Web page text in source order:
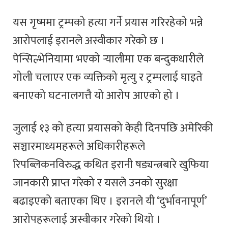
यस गृष्ममा ट्रम्पको हत्या गर्ने प्रयास गरिरहेको भन्ने
आरोपलाई इरानले अस्वीकार गरेको छ ।
पेन्सिल्भेनियामा भएको र्‍यालीमा एक बन्दुकधारीले
गोली चलाएर एक व्यक्तिको मृत्यु र ट्रम्पलाई घाइते
बनाएको घटनालगत्तै यो आरोप आएको हो ।
जुलाई १३ को हत्या प्रयासको केही दिनपछि अमेरिकी
सञ्चारमाध्यमहरूले अधिकारीहरूले
रिपब्लिकनविरुद्ध कथित इरानी षड्यन्त्रबारे खुफिया
जानकारी प्राप्त गरेको र यसले उनको सुरक्षा
बढाइएको बताएका थिए । इरानले यी ‘दुर्भावनापूर्ण’
आरोपहरूलाई अस्वीकार गरेको थियो ।